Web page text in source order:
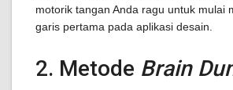
motorik tangan Anda ragu untuk mulai
garis pertama pada aplikasi desain.
2. Metode Brain